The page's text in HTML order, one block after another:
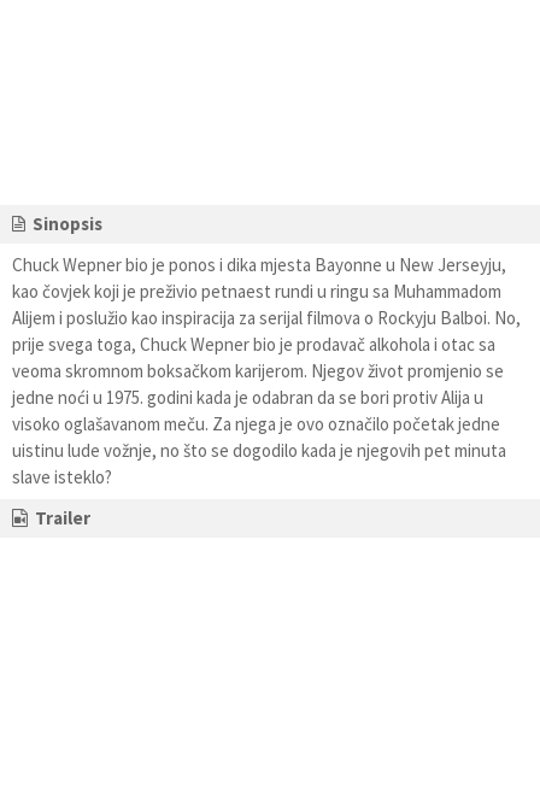
Sinopsis
Chuck Wepner bio je ponos i dika mjesta Bayonne u New Jerseyju,
kao čovjek koji je preživio petnaest rundi u ringu sa Muhammadom
Alijem i poslužio kao inspiracija za serijal filmova o Rockyju Balboi. No,
prije svega toga, Chuck Wepner bio je prodavač alkohola i otac sa
veoma skromnom boksačkom karijerom. Njegov život promjenio se
jedne noći u 1975. godini kada je odabran da se bori protiv Alija u
visoko oglašavanom meču. Za njega je ovo označilo početak jedne
uistinu lude vožnje, no što se dogodilo kada je njegovih pet minuta
slave isteklo?
Trailer